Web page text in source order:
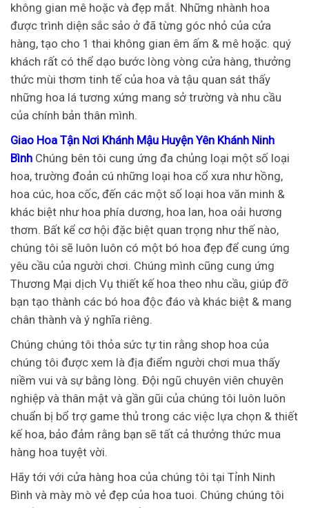
không gian mê hoặc và đẹp mắt. Những nhành hoa
được trình diện sắc sảo ở đã từng góc nhỏ của cửa
hàng, tạo cho 1 thai không gian êm ấm & mê hoặc. quý
khách rất có thể dạo bước lòng vòng cửa hàng, thưởng
thức mùi thơm tinh tế của hoa và tậu quan sát thấy
những hoa lá tương xứng mang sở trường và nhu cầu
của chính bản thân mình.
Giao Hoa Tận Nơi Khánh Mậu Huyện Yên Khánh Ninh
Bình Chúng bên tôi cung ứng đa chủng loại một số loại
hoa, trường đoản cú những loại hoa cổ xưa như hồng,
hoa cúc, hoa cốc, đến các một số loại hoa văn minh &
khác biệt như hoa phía dương, hoa lan, hoa oải hương
thơm. Bất kể cơ hội đặc biệt quan trọng như thế nào,
chúng tôi sẽ luôn luôn có một bó hoa đẹp để cung ứng
yêu cầu của người chơi. Chúng mình cũng cung ứng
Thương Mại dịch Vụ thiết kế hoa theo nhu cầu, giúp đỡ
bạn tạo thành các bó hoa độc đáo và khác biệt & mang
chân thành và ý nghĩa riêng.
Chúng chúng tôi thỏa sức tự tin rằng shop hoa của
chúng tôi được xem là địa điểm người chơi mua thấy
niềm vui và sự bằng lòng. Đội ngũ chuyên viên chuyên
nghiệp và thân mật và gần gũi của chúng tôi luôn luôn
chuẩn bị bổ trợ game thủ trong các việc lựa chọn & thiết
kế hoa, bảo đảm rằng bạn sẽ tất cả thưởng thức mua
hàng hoa tuyệt vời.
Hãy tới với cửa hàng hoa của chúng tôi tại Tỉnh Ninh
Bình và mày mò vẻ đẹp của hoa tuoi. Chúng chúng tôi